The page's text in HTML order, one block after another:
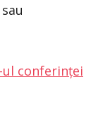
conferinței